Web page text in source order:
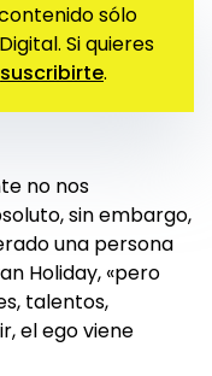
sólo
Si quieres
suscribirte.
no nos
sin embargo,
una persona
Holiday, «pero
talentos,
el ego viene